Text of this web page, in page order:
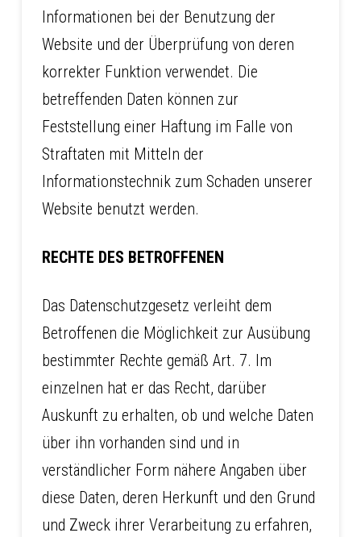
Informationen bei der Benutzung der
Website und der Überprüfung von deren
korrekter Funktion verwendet. Die
betreffenden Daten können zur
Feststellung einer Haftung im Falle von
Straftaten mit Mitteln der
Informationstechnik zum Schaden unserer
Website benutzt werden.
RECHTE DES BETROFFENEN
Das Datenschutzgesetz verleiht dem
Betroffenen die Möglichkeit zur Ausübung
bestimmter Rechte gemäß Art. 7. Im
einzelnen hat er das Recht, darüber
Auskunft zu erhalten, ob und welche Daten
über ihn vorhanden sind und in
verständlicher Form nähere Angaben über
diese Daten, deren Herkunft und den Grund
und Zweck ihrer Verarbeitung zu erfahren,